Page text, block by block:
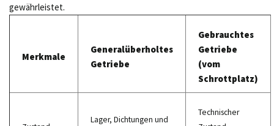
gewährleistet.
Merkmale
Generalüberholtes
Getriebe
Gebrauchtes
Getriebe
(vom
Schrottplatz)
Lager, Dichtungen und
Technischer